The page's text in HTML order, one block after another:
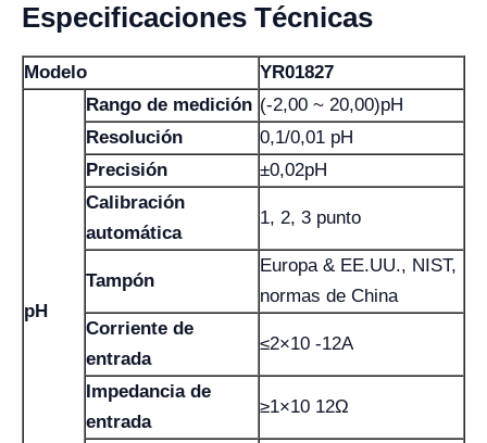
Especificaciones Técnicas
Modelo YR01827
pH
Rango de medición (-2,00 ~ 20,00)pH
Resolución
0,1/0,01 pH
Precisión
±0,02pH
Calibración
automática
1, 2, 3 punto
Tampón
Europa & EE.UU., NIST,
normas de China
Corriente de
entrada
≤2×10 -12A
Impedancia de
entrada
≥1×10 12Ω